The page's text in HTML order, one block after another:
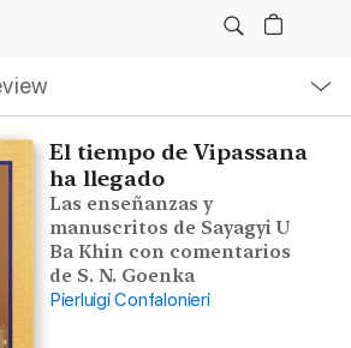
El tiempo de Vipassana
ha llegado
Las enseñanzas y
manuscritos de Sayagyi U
Ba Khin con comentarios
de S. N. Goenka
Pierluigi Confalonieri